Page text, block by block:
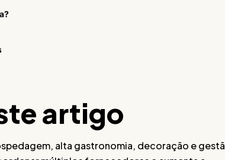
artigo
alta gastronomia, decoração e